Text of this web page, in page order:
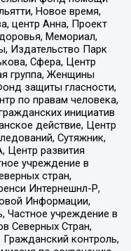
Новое время,
центр Анна, Проект
Мемориал,
Издательство Парк
Сфера, Центр
группа, Женщины
защиты гласности,
по правам человека,
инициатив
действие, Центр
Сутяжник,
развития
учреждение в
стран,
Интернешнл-Р,
Информации,
Частное учреждение в
Северных Стран,
контроль,